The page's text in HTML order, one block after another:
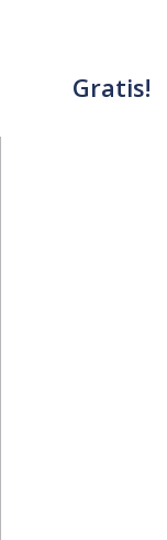
Gratis!